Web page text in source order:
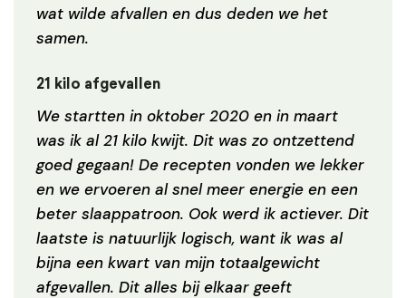
wat wilde afvallen en dus deden we het
samen.
21 kilo afgevallen
We startten in oktober 2020 en in maart
was ik al 21 kilo kwijt. Dit was zo ontzettend
goed gegaan! De recepten vonden we lekker
en we ervoeren al snel meer energie en een
beter slaappatroon. Ook werd ik actiever. Dit
laatste is natuurlijk logisch, want ik was al
bijna een kwart van mijn totaalgewicht
afgevallen. Dit alles bij elkaar geeft